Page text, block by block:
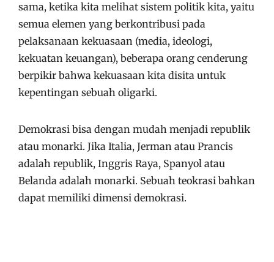
sama, ketika kita melihat sistem politik kita, yaitu
semua elemen yang berkontribusi pada
pelaksanaan kekuasaan (media, ideologi,
kekuatan keuangan), beberapa orang cenderung
berpikir bahwa kekuasaan kita disita untuk
kepentingan sebuah oligarki.
Demokrasi bisa dengan mudah menjadi republik
atau monarki. Jika Italia, Jerman atau Prancis
adalah republik, Inggris Raya, Spanyol atau
Belanda adalah monarki. Sebuah teokrasi bahkan
dapat memiliki dimensi demokrasi.